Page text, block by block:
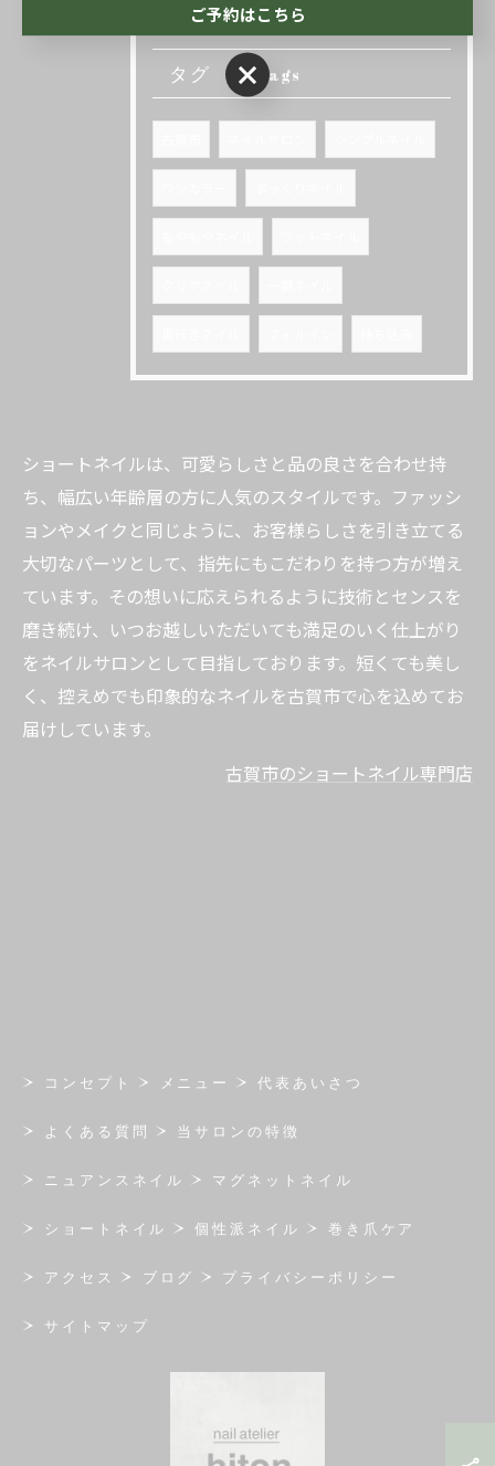
タグ Tags
ショートネイルは、可愛らしさと品の良さを合わせ持
ち、幅広い年齢層の方に人気のスタイルです。ファッシ
ョンやメイクと同じように、お客様らしさを引き立てる
大切なパーツとして、指先にもこだわりを持つ方が増え
ています。その想いに応えられるように技術とセンスを
磨き続け、いつお越しいただいても満足のいく仕上がり
をネイルサロンとして目指しております。短くても美し
く、控えめでも印象的なネイルを古賀市で心を込めてお
届けしています。
古賀市のショートネイル専門店
コンセプト メニュー 代表あいさつ
よくある質問 当サロンの特徴
ニュアンスネイル マグネットネイル
ショートネイル 個性派ネイル 巻き爪ケア
アクセス ブログ プライバシーポリシー
サイトマップ
ご予約はこちら
ご予約はこちら